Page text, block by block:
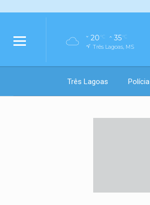
20°C 35°C
Três Lagoas, MS
Três Lagoas Polícia